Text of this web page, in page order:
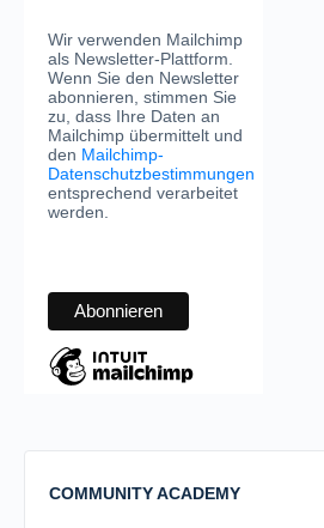
Wir verwenden Mailchimp
als Newsletter-Plattform.
Wenn Sie den Newsletter
abonnieren, stimmen Sie
zu, dass Ihre Daten an
Mailchimp übermittelt und
den Mailchimp-
Datenschutzbestimmungen
entsprechend verarbeitet
werden.
COMMUNITY ACADEMY